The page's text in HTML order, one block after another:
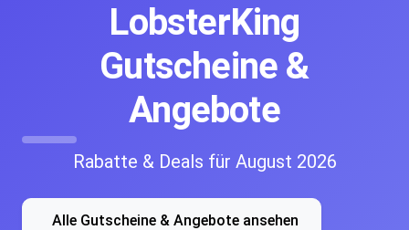
LobsterKing
Gutscheine &
Angebote
Rabatte & Deals für August 2026
Alle Gutscheine & Angebote ansehen